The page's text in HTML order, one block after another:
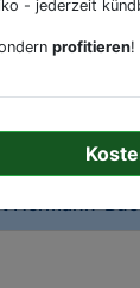
anbietet
Hermann-
- jederzeit
profitieren!